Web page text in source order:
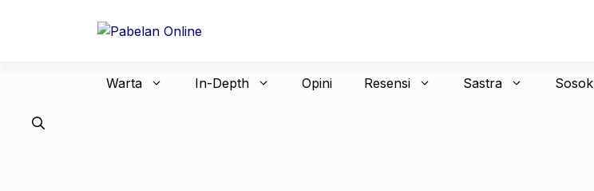
Warta In-Depth Opini Resensi Sastra Sosok